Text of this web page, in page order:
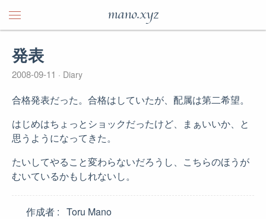
mano.xyz
発表
2008-09-11 Diary
合格発表だった。合格はしていたが、配属は第二希望。
はじめはちょっとショックだったけど、まぁいいか、と
思うようになってきた。
たいしてやること変わらないだろうし、こちらのほうが
むいているかもしれないし。
作成者
Toru Mano